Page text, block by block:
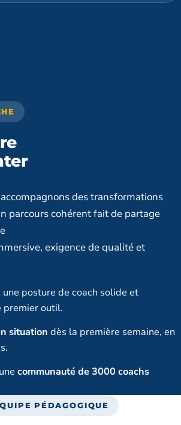
des transformations
parcours cohérent fait de partage
exigence de qualité et
une posture de coach solide et
premier outil.
situation dès la première semaine, en
communauté de 3000 coachs
PÉDAGOGIQUE